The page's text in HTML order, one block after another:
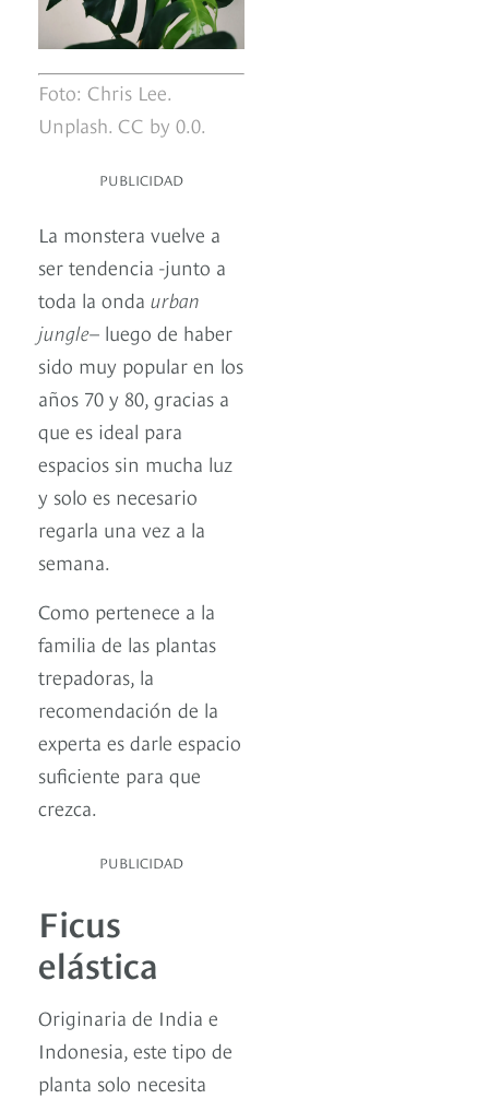
Foto: Chris Lee.
Unplash. CC by 0.0.
PUBLICIDAD
La monstera vuelve a
ser tendencia -junto a
toda la onda urban
jungle– luego de haber
sido muy popular en los
años 70 y 80, gracias a
que es ideal para
espacios sin mucha luz
y solo es necesario
regarla una vez a la
semana.
Como pertenece a la
familia de las plantas
trepadoras, la
recomendación de la
experta es darle espacio
suficiente para que
crezca.
PUBLICIDAD
Ficus
elástica
Originaria de India e
Indonesia, este tipo de
planta solo necesita